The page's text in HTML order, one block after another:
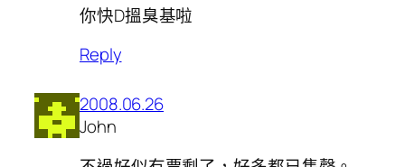
你快D搵臭基啦
Reply
2008.06.26
John